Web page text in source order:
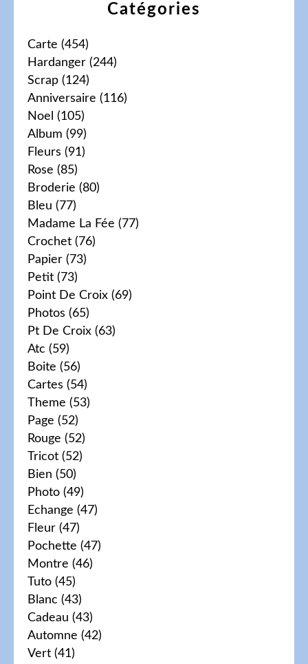
Catégories
Carte (454)
Hardanger (244)
Scrap (124)
Anniversaire (116)
Noel (105)
Album (99)
Fleurs (91)
Rose (85)
Broderie (80)
Bleu (77)
Madame La Fée (77)
Crochet (76)
Papier (73)
Petit (73)
Point De Croix (69)
Photos (65)
Pt De Croix (63)
Atc (59)
Boite (56)
Cartes (54)
Theme (53)
Page (52)
Rouge (52)
Tricot (52)
Bien (50)
Photo (49)
Echange (47)
Fleur (47)
Pochette (47)
Montre (46)
Tuto (45)
Blanc (43)
Cadeau (43)
Automne (42)
Vert (41)